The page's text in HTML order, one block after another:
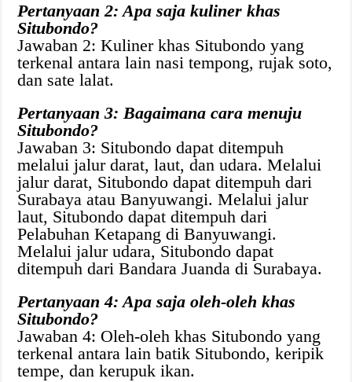
Pertanyaan 2: Apa saja kuliner khas
Situbondo?
Jawaban 2: Kuliner khas Situbondo yang
terkenal antara lain nasi tempong, rujak soto,
dan sate lalat.
Pertanyaan 3: Bagaimana cara menuju
Situbondo?
Jawaban 3: Situbondo dapat ditempuh
melalui jalur darat, laut, dan udara. Melalui
jalur darat, Situbondo dapat ditempuh dari
Surabaya atau Banyuwangi. Melalui jalur
laut, Situbondo dapat ditempuh dari
Pelabuhan Ketapang di Banyuwangi.
Melalui jalur udara, Situbondo dapat
ditempuh dari Bandara Juanda di Surabaya.
Pertanyaan 4: Apa saja oleh-oleh khas
Situbondo?
Jawaban 4: Oleh-oleh khas Situbondo yang
terkenal antara lain batik Situbondo, keripik
tempe, dan kerupuk ikan.